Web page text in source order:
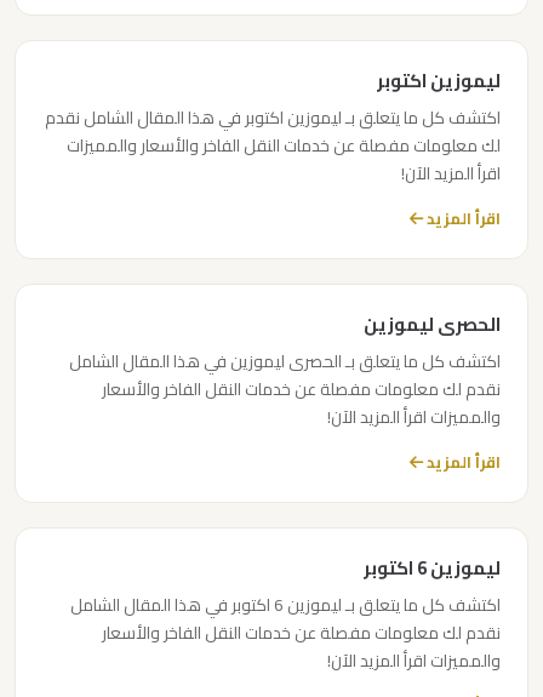
ليموزين اكتوبر
اكتشف كل ما يتعلق بـ ليموزين اكتوبر في هذا المقال الشامل نقدم
لك معلومات مفصلة عن خدمات النقل الفاخر والأسعار والمميزات
اقرأ المزيد الآن!
اقرأ المزيد
الحصرى ليموزين
اكتشف كل ما يتعلق بـ الحصرى ليموزين في هذا المقال الشامل
نقدم لك معلومات مفصلة عن خدمات النقل الفاخر والأسعار
والمميزات اقرأ المزيد الآن!
اقرأ المزيد
ليموزين 6 اكتوبر
اكتشف كل ما يتعلق بـ ليموزين 6 اكتوبر في هذا المقال الشامل
نقدم لك معلومات مفصلة عن خدمات النقل الفاخر والأسعار
والمميزات اقرأ المزيد الآن!
ليموزين
رأس
ليموزين
القاهرة
والعكس
ليموزين
ليموزين
دمياط
ليموزين
حلوان
ليموزين